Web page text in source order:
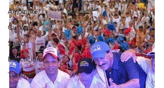
Ambiente
Cultura
Salud
Educación
Turismo